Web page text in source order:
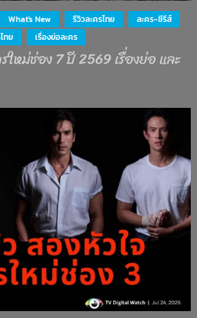
What's New รีวิวละครไทย
ละคร-ซีรีส์
ทย เรื่องย่อละคร
ใหม่ช่อง 7 ปี 2569 เรื่องย่อ และ